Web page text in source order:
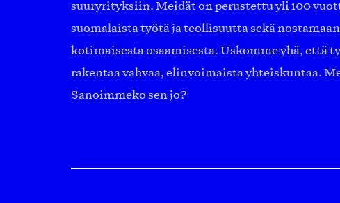
suuryrityksiin. Meidät on perustettu yli 100
suomalaista työtä ja teollisuutta sekä
kotimaisesta osaamisesta. Uskomme yhä, että
rakentaa vahvaa, elinvoimaista yhteiskuntaa.
Sanoimmeko sen jo?